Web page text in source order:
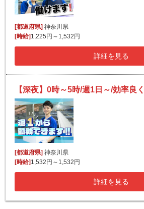
[都道府県] 神奈川県
[時給] 1,225円～1,532円
詳細を見る
[都道府県] 神奈川県
[時給] 1,532円～1,532円
詳細を見る